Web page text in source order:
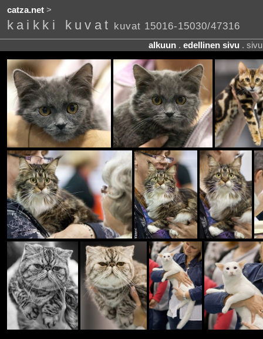
catza.net>
kaikki kuvat kuvat 15016-15030/47316
alkuun . edellinen sivu .